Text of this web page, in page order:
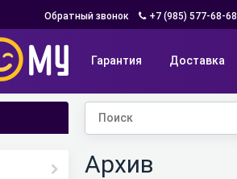
Обратный звонок +7 (985) 577-68-68
Гарантия Доставка
Архив